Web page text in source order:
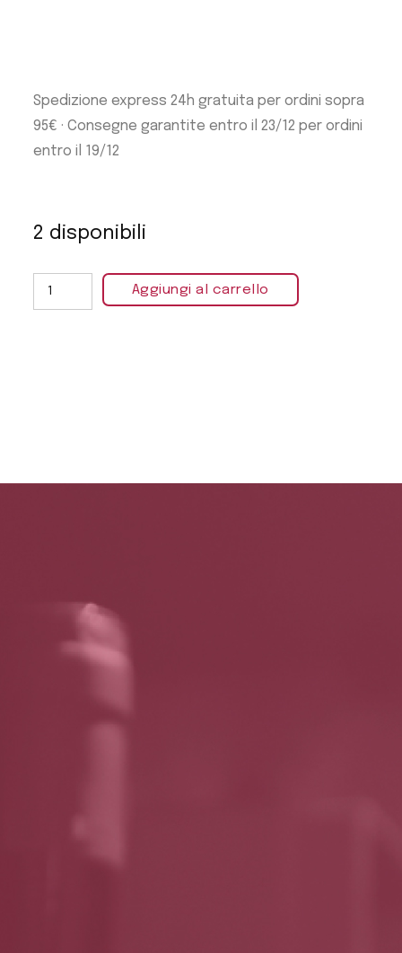
Spedizione express 24h gratuita per ordini sopra
95€ · Consegne garantite entro il 23/12 per ordini
entro il 19/12
2 disponibili
Aggiungi al carrello